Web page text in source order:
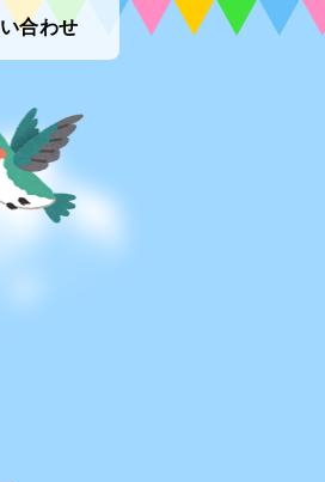
合わせ